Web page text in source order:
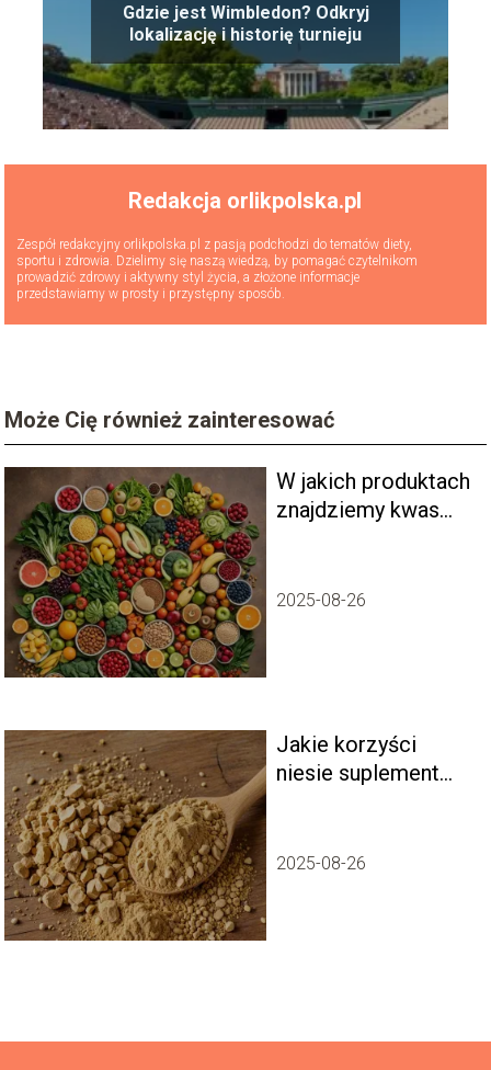
Gdzie jest Wimbledon? Odkryj
lokalizację i historię turnieju
Redakcja orlikpolska.pl
Zespół redakcyjny orlikpolska.pl z pasją podchodzi do tematów diety,
sportu i zdrowia. Dzielimy się naszą wiedzą, by pomagać czytelnikom
prowadzić zdrowy i aktywny styl życia, a złożone informacje
przedstawiamy w prosty i przystępny sposób.
Może Cię również zainteresować
W jakich produktach
znajdziemy kwas
2025-08-26
Jakie korzyści
niesie suplement
2025-08-26